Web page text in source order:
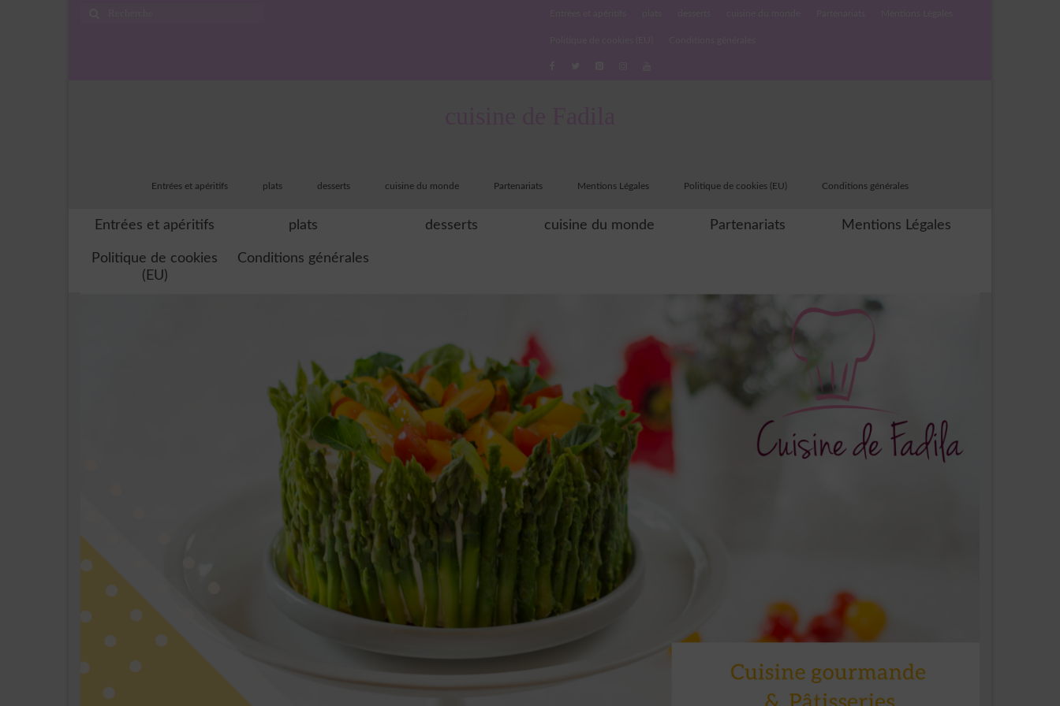
Entrées et apéritifs plats desserts cuisine du monde Partenariats Mentions Légales Politique de cookies (EU) Conditions générales
Entrées et apéritifs plats desserts cuisine du monde Partenariats Mentions Légales
Politique de cookies
(EU)
Conditions générales